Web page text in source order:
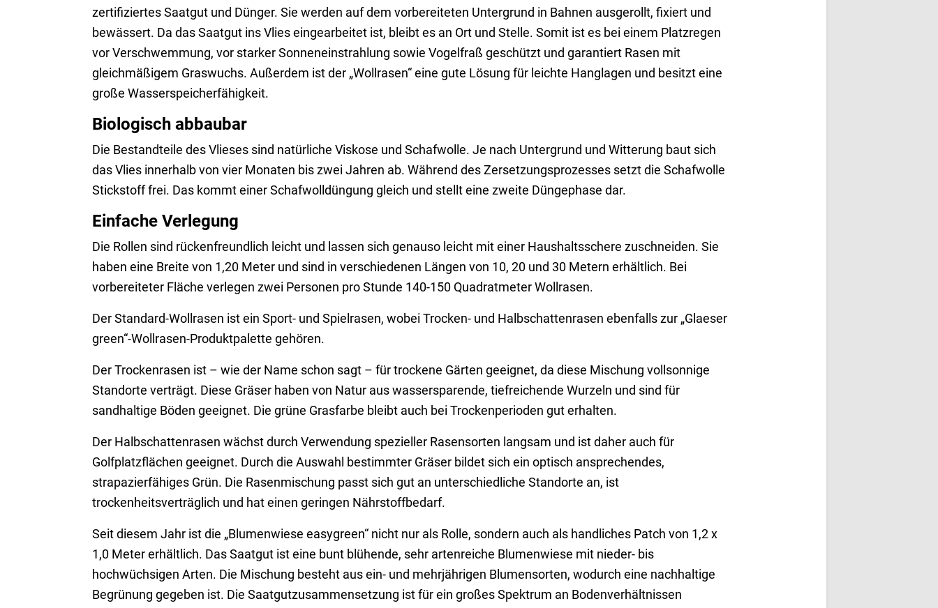
zertifiziertes Saatgut und Dünger. Sie werden auf dem vorbereiteten Untergrund in Bahnen ausgerollt, fixiert und
bewässert. Da das Saatgut ins Vlies eingearbeitet ist, bleibt es an Ort und Stelle. Somit ist es bei einem Platzregen
vor Verschwemmung, vor starker Sonneneinstrahlung sowie Vogelfraß geschützt und garantiert Rasen mit
gleichmäßigem Graswuchs. Außerdem ist der „Wollrasen“ eine gute Lösung für leichte Hanglagen und besitzt eine
große Wasserspeicherfähigkeit.
Biologisch abbaubar
Die Bestandteile des Vlieses sind natürliche Viskose und Schafwolle. Je nach Untergrund und Witterung baut sich
das Vlies innerhalb von vier Monaten bis zwei Jahren ab. Während des Zersetzungsprozesses setzt die Schafwolle
Stickstoff frei. Das kommt einer Schafwolldüngung gleich und stellt eine zweite Düngephase dar.
Einfache Verlegung
Die Rollen sind rückenfreundlich leicht und lassen sich genauso leicht mit einer Haushaltsschere zuschneiden. Sie
haben eine Breite von 1,20 Meter und sind in verschiedenen Längen von 10, 20 und 30 Metern erhältlich. Bei
vorbereiteter Fläche verlegen zwei Personen pro Stunde 140-150 Quadratmeter Wollrasen.
Der Standard-Wollrasen ist ein Sport- und Spielrasen, wobei Trocken- und Halbschattenrasen ebenfalls zur „Glaeser
green“-Wollrasen-Produktpalette gehören.
Der Trockenrasen ist – wie der Name schon sagt – für trockene Gärten geeignet, da diese Mischung vollsonnige
Standorte verträgt. Diese Gräser haben von Natur aus wassersparende, tiefreichende Wurzeln und sind für
sandhaltige Böden geeignet. Die grüne Grasfarbe bleibt auch bei Trockenperioden gut erhalten.
Der Halbschattenrasen wächst durch Verwendung spezieller Rasensorten langsam und ist daher auch für
Golfplatzflächen geeignet. Durch die Auswahl bestimmter Gräser bildet sich ein optisch ansprechendes,
strapazierfähiges Grün. Die Rasenmischung passt sich gut an unterschiedliche Standorte an, ist
trockenheitsverträglich und hat einen geringen Nährstoffbedarf.
Seit diesem Jahr ist die „Blumenwiese easygreen“ nicht nur als Rolle, sondern auch als handliches Patch von 1,2 x
1,0 Meter erhältlich. Das Saatgut ist eine bunt blühende, sehr artenreiche Blumenwiese mit nieder- bis
hochwüchsigen Arten. Die Mischung besteht aus ein- und mehrjährigen Blumensorten, wodurch eine nachhaltige
Begrünung gegeben ist. Die Saatgutzusammensetzung ist für ein großes Spektrum an Bodenverhältnissen